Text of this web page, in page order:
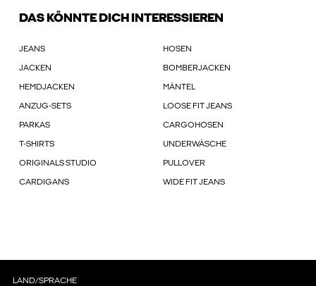
DAS KÖNNTE DICH INTERESSIEREN
JEANS HOSEN
JACKEN BOMBERJACKEN
HEMDJACKEN MÄNTEL
ANZUG-SETS LOOSE FIT JEANS
PARKAS CARGOHOSEN
T-SHIRTS UNDERWÄSCHE
ORIGINALS STUDIO PULLOVER
CARDIGANS WIDE FIT JEANS
LAND/SPRACHE